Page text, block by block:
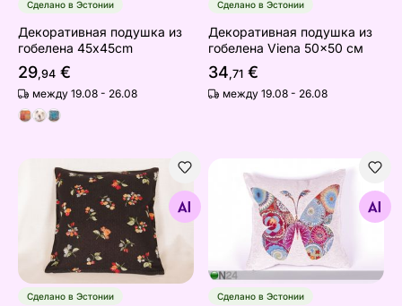
Сделано в Эстонии
Декоративная подушка из
гобелена 45x45cm
29,94 €
между 19.08 - 26.08
Сделано в Эстонии
Декоративная подушка из
гобелена Viena 50x50 см
34,71 €
между 19.08 - 26.08
Декоративная подушка из гобелена Viena 40x40 см
Найдите похожие
Сделано в Эстонии
Декоративная подушка
Найдите похожие
Сделано в Эстонии